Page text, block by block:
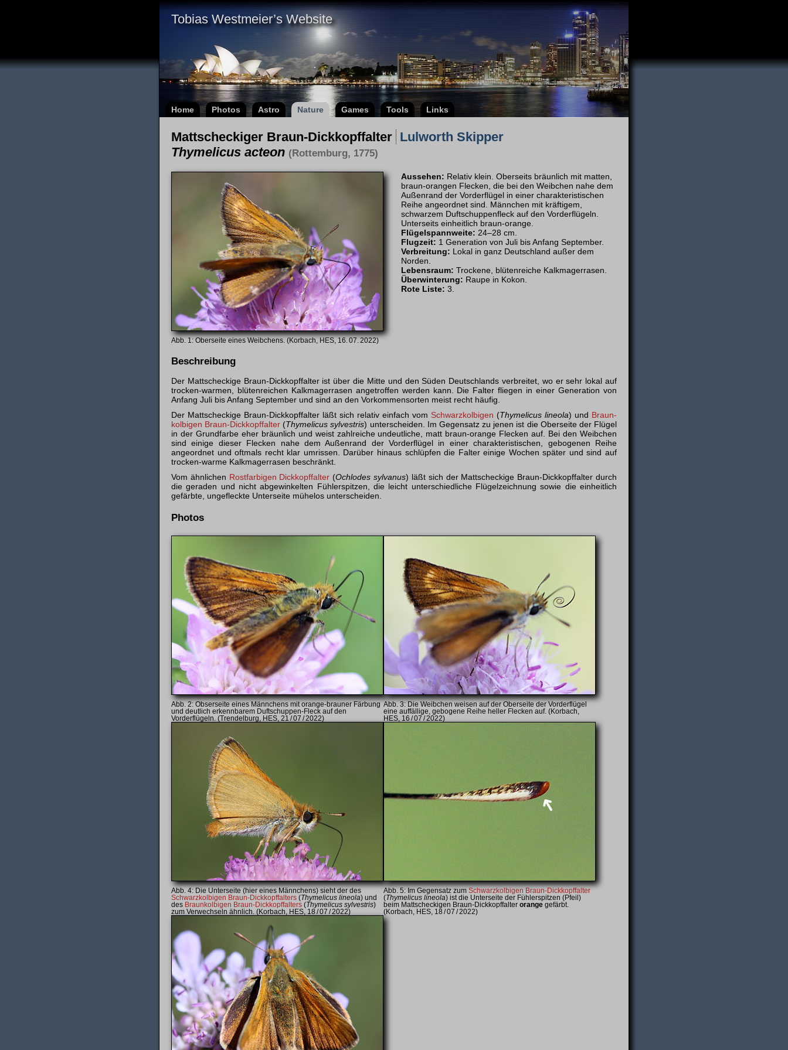
Tobias Westmeier’s Website
Home Photos Astro Nature Games Tools Links
Mattscheckiger Braun-Dickkopffalter Lulworth Skipper
Thymelicus acteon (Rottemburg, 1775)
Oberseite eines Weibchens. (Korbach, HES, 16. 07. 2022)
Aussehen: Relativ klein. Oberseits bräunlich mit matten,
braun-orangen Flecken, die bei den Weibchen nahe dem
Außenrand der Vorder­flügel in einer charakteristischen
Reihe angeordnet sind. Männchen mit kräftigem,
schwarzem Duft­schuppen­fleck auf den Vorder­flügeln.
Unterseits einheitlich braun-orange.
Flügelspannweite: 24–28 cm.
Flugzeit: 1 Generation von Juli bis Anfang September.
Verbreitung: Lokal in ganz Deutschland außer dem
Norden.
Lebensraum: Trockene, blütenreiche Kalkmagerrasen.
Überwinterung: Raupe in Kokon.
Rote Liste: 3.
Beschreibung
Der Mattscheckige Braun-Dickkopffalter ist über die Mitte und den Süden Deutschlands verbreitet, wo er sehr lokal auf
trocken-warmen, blütenreichen Kalkmagerrasen angetroffen werden kann. Die Falter fliegen in einer Generation von
Anfang Juli bis Anfang September und sind an den Vorkommensorten meist recht häufig.
Der Mattscheckige Braun-Dickkopffalter läßt sich relativ einfach vom Schwarz­kolbigen (Thymelicus lineola) und Braun­
kolbigen Braun-Dick­kopf­falter (Thymelicus sylvestris) unterscheiden. Im Gegensatz zu jenen ist die Oberseite der Flügel
in der Grundfarbe eher bräunlich und weist zahlreiche undeutliche, matt braun-orange Flecken auf. Bei den Weibchen
sind einige dieser Flecken nahe dem Außenrand der Vorderflügel in einer charakteristischen, gebogenen Reihe
angeordnet und oftmals recht klar umrissen. Darüber hinaus schlüpfen die Falter einige Wochen später und sind auf
trocken-warme Kalkmagerrasen beschränkt.
Vom ähnlichen Rostfarbigen Dickkopffalter (Ochlodes sylvanus) läßt sich der Mattscheckige Braun-Dickkopffalter durch
die geraden und nicht abgewinkelten Fühlerspitzen, die leicht unterschiedliche Flügelzeichnung sowie die einheitlich
gefärbte, ungefleckte Unterseite mühelos unterscheiden.
Photos
Obserseite eines Männchens mit orange-brauner Färbung
und deutlich erkennbarem Duftschuppen-Fleck auf den
Vorderflügeln. (Trendelburg, HES, 21 / 07 / 2022)
Die Weibchen weisen auf der Oberseite der Vorderflügel
eine auffällige, gebogene Reihe heller Flecken auf. (Korbach,
HES, 16 / 07 / 2022)
Die Unterseite (hier eines Männchens) sieht der des
Schwarzkolbigen Braun-Dickkopffalters (Thymelicus lineola) und
des Braunkolbigen Braun-Dickkopffalters (Thymelicus sylvestris)
zum Verwechseln ähnlich. (Korbach, HES, 18 / 07 / 2022)
Im Gegensatz zum Schwarzkolbigen Braun-Dickkopffalter
(Thymelicus lineola) ist die Unterseite der Fühlerspitzen (Pfeil)
beim Mattscheckigen Braun-Dickkopffalter orange gefärbt.
(Korbach, HES, 18 / 07 / 2022)